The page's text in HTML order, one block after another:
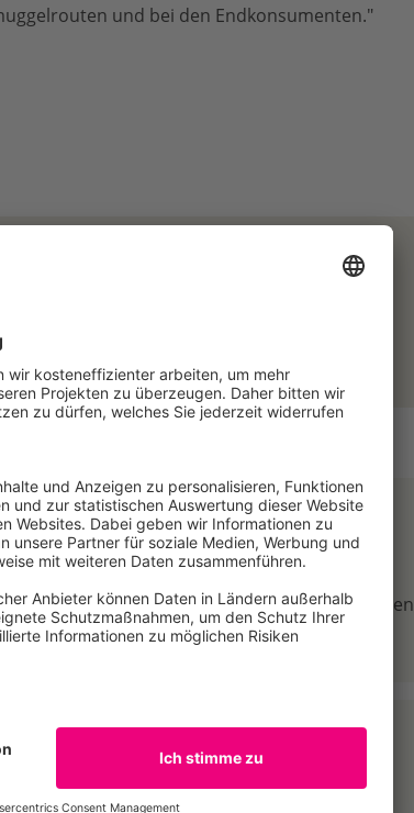
und bei den Endkonsumenten."
Vielfalt wird maßgeblich durch
verursacht. Der WWF setzt sich weltweit für den
ein.Erfahren Sie mehr zum Artenschutz
Vielfalt wird maßgeblich durch